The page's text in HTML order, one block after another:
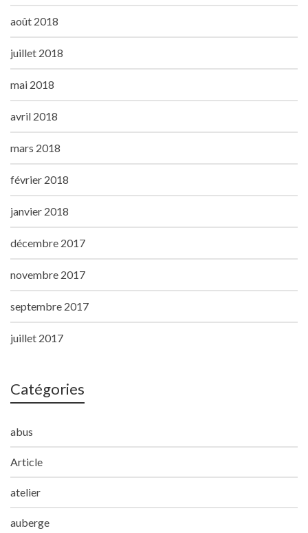
août 2018
juillet 2018
mai 2018
avril 2018
mars 2018
février 2018
janvier 2018
décembre 2017
novembre 2017
septembre 2017
juillet 2017
Catégories
abus
Article
atelier
auberge